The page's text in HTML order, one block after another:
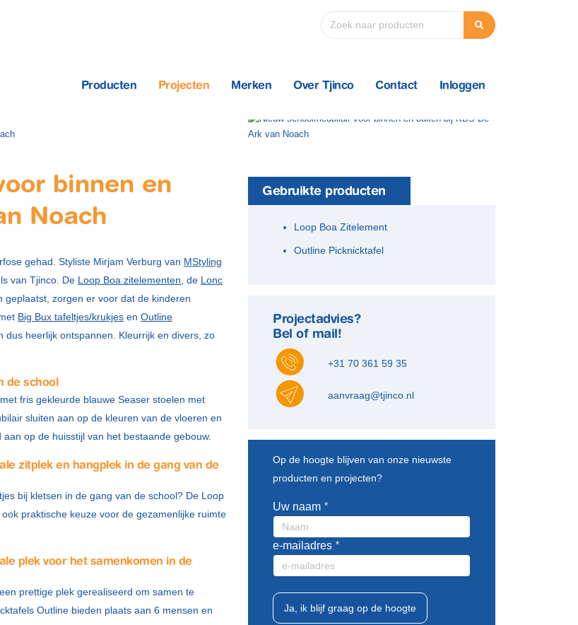
Producten Projecten Merken Over Tjinco Contact Inloggen
binnen en
Noach
gehad. Styliste Mirjam Verburg van MStyling
van Tjinco. De Loop Boa zitelementen , de Lonc
geplaatst, zorgen er voor dat de kinderen
Big Bux tafeltjes/krukjes en Outline
dus heerlijk ontspannen. Kleurrijk en divers, zo
de school
fris gekleurde blauwe Seaser stoelen met
sluiten aan op de kleuren van de vloeren en
op de huisstijl van het bestaande gebouw.
zitplek en hangplek in de gang van de
bij kletsen in de gang van de school? De Loop
praktische keuze voor de gezamenlijke ruimte
plek voor het samenkomen in de
prettige plek gerealiseerd om samen te
Outline bieden plaats aan 6 mensen en
Gebruikte producten
Loop Boa Zitelement
Outline Picknicktafel
Projectadvies?
Bel of mail!
+31 70 361 59 35
aanvraag@tjinco.nl
Leave
blank
Op de hoogte blijven van onze nieuwste
producten en projecten?
Uw naam
e-mailadres
Ja, ik blijf graag op de hoogte